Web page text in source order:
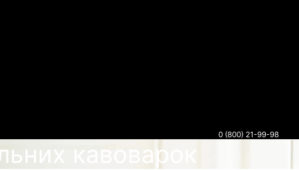
0 (800) 21-99-98
кавоварок